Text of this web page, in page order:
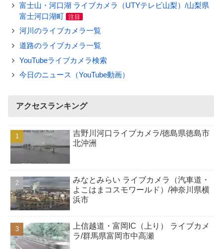
富士山・河口湖 ライブカメラ（UTYテレビ山梨）/山梨県
富士河口湖町
注目
河川のライブカメラ一覧
道路のライブカメラ一覧
YouTubeライブカメラ検索
今日のニュース（YouTube動画）
アクセスランキング
吉野川河口ライブカメラ/徳島県徳島市
北沖洲
みなとみらい ライブカメラ（汽車道・
よこはまコスモワールド）/神奈川県横
浜市
上信越道・富岡IC（上り） ライブカメ
ラ/群馬県富岡市中高瀬